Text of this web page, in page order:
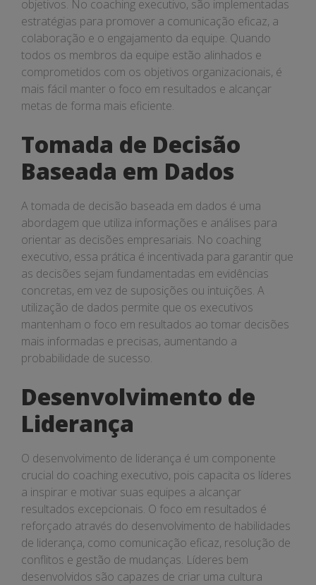
objetivos. No coaching executivo, são implementadas
estratégias para promover a comunicação eficaz, a
colaboração e o engajamento da equipe. Quando
todos os membros da equipe estão alinhados e
comprometidos com os objetivos organizacionais, é
mais fácil manter o foco em resultados e alcançar
metas de forma mais eficiente.
Tomada de Decisão
Baseada em Dados
A tomada de decisão baseada em dados é uma
abordagem que utiliza informações e análises para
orientar as decisões empresariais. No coaching
executivo, essa prática é incentivada para garantir que
as decisões sejam fundamentadas em evidências
concretas, em vez de suposições ou intuições. A
utilização de dados permite que os executivos
mantenham o foco em resultados ao tomar decisões
mais informadas e precisas, aumentando a
probabilidade de sucesso.
Desenvolvimento de
Liderança
O desenvolvimento de liderança é um componente
crucial do coaching executivo, pois capacita os líderes
a inspirar e motivar suas equipes a alcançar
resultados excepcionais. O foco em resultados é
reforçado através do desenvolvimento de habilidades
de liderança, como comunicação eficaz, resolução de
conflitos e gestão de mudanças. Líderes bem
desenvolvidos são capazes de criar uma cultura